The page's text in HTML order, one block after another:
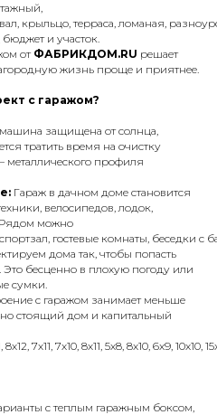
крыльцо, терраса, ломаная,
и участок.
от ФАБРИКДОМ.RU решает
жизнь проще и приятнее.
с гаражом?
защищена от солнца,
тратить время на очистку
металлического профиля
Гараж в дачном доме становится
велосипедов, лодок,
Рядом можно
гостевые комнаты, беседки с
дома так, чтобы попасть
бесценно в плохую погоду или
сумки.
с гаражом занимает меньше
стоящий дом и капитальный
7х11, 7х10, 8х11, 5х8, 8x10, 6x9, 10x10,
с теплым гаражным боксом,